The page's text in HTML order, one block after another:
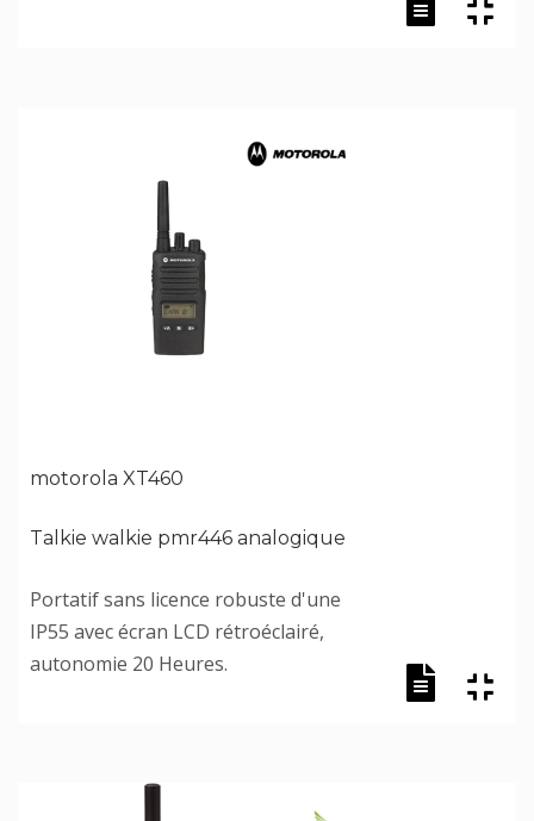
motorola XT460
Talkie walkie pmr446 analogique
Portatif sans licence robuste d'une
IP55 avec écran LCD rétroéclairé,
autonomie 20 Heures.